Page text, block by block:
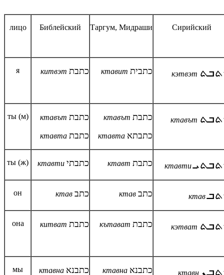
лицо Библейский Таргум, Мидраши Сирийский
я китвэт כתבת ктавит כתבית кэтвэт
ты (м) ктавът כתבת
ктавта כתבת
ктавът כתבת
ктавта כתבתא
ктавът
ты (ж) ктавти כתבתי ктавт כתבת ктавти
он ктав כתב ктав כתב ктав
она китват כתבת кътават כתבת кэтват
мы ктавна כתבנא ктавна כתבנא ктавн